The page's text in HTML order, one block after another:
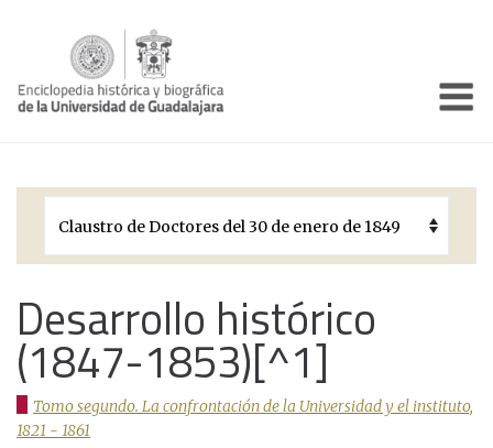
Períodos Históricos
Galería
Documentos institucionales
Desarrollo histórico
(1847-1853)[^1]
Tomo segundo. La confrontación de la Universidad y el instituto,
1821 - 1861